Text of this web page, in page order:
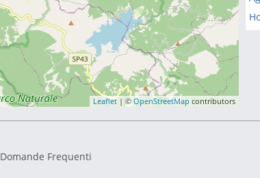
Leaflet | ©OpenStreetMap contributors
Domande Frequenti